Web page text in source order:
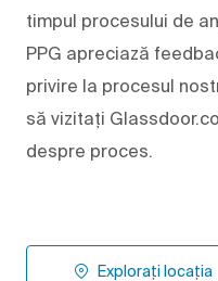
timpul procesului de
PPG apreciază
privire la procesul
să vizitați
despre proces.
Explorați locația